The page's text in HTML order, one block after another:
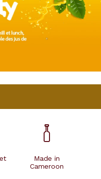
Made in
Cameroon